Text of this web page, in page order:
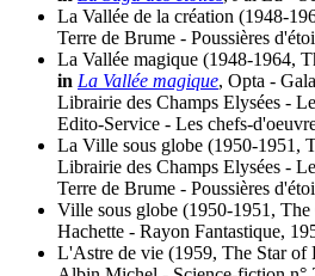
La Vallée de la création (1948-
Terre de Brume - Poussières
La Vallée magique (1948-1964,
in La Vallée magique, Opta -
Librairie des Champs Elysées -
Edito-Service - Les chefs-
La Ville sous globe (1950-1951,
Librairie des Champs Elysées -
Terre de Brume - Poussières
Ville sous globe (1950-1951,
Hachette - Rayon Fantastique,
L'Astre de vie (1959, The Star of